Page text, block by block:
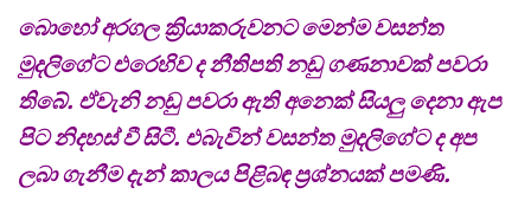
බොහෝ අරගල ක්‍රියාකරුවනට මෙන්ම වසන්ත
මුදලිගේට එරෙහිව ද නීතිපති නඩු ගණනාවක් පවරා
තිබේ. ඒවැනි නඩු පවරා ඇති අනෙක් සියලු දෙනා ඇප
පිට නිදහස් වී සිටී. එබැවින් වසන්ත මුදලිගේට ද අප
ලබා ගැනීම දැන් කාලය පිළිබඳ ප්‍රශ්නයක් පමණි.